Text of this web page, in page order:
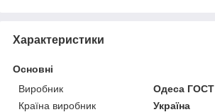
Характеристики
Основні
Виробник
Одеса ГОСТ
Країна виробник
Україна